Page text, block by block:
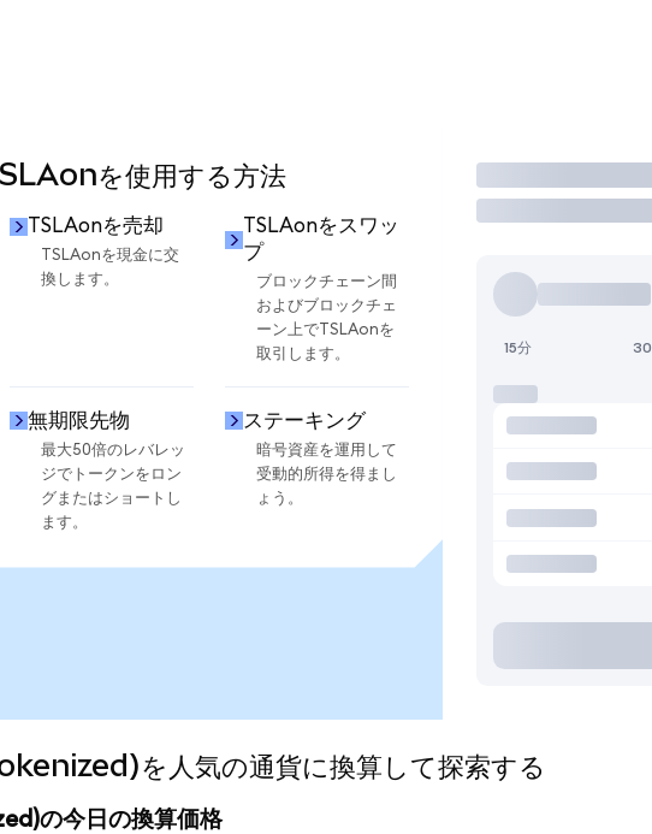
を使用する方法
TSLAonを売却
TSLAonを現金に交
換します。
TSLAonをスワッ
プ
ブロックチェーン間
およびブロックチェ
ーン上でTSLAonを
取引します。
無期限先物
最大50倍のレバレッ
ジでトークンをロン
グまたはショートし
ます。
ステーキング
暗号資産を運用して
受動的所得を得まし
ょう。
取引
15分
を人気の通貨に換算して探索する
の今日の換算価格